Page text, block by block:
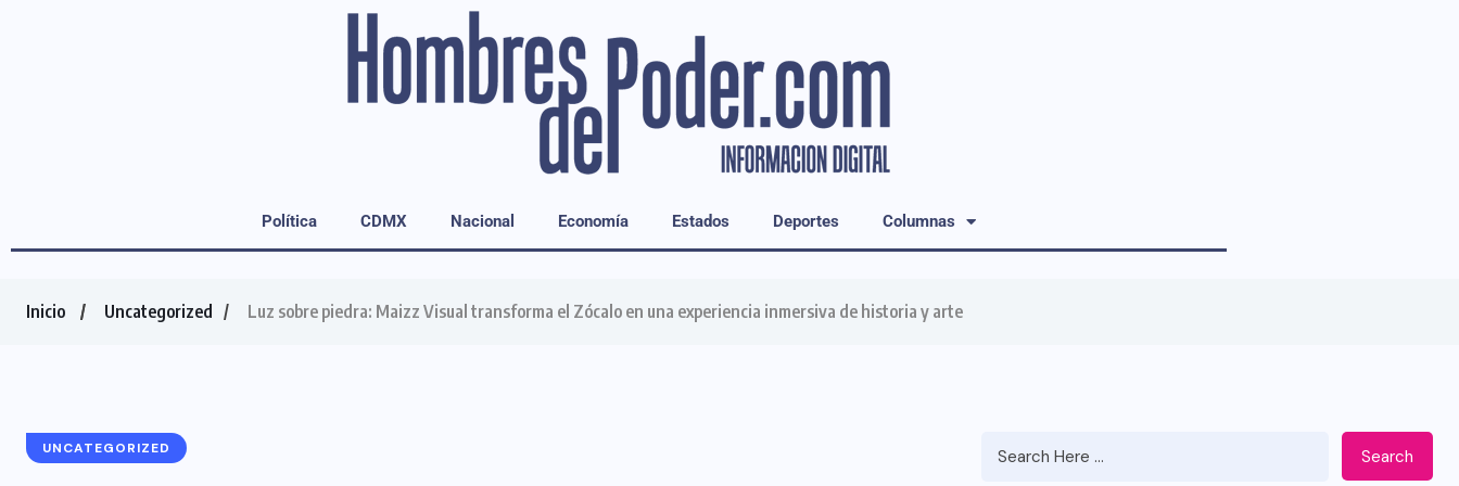
Política CDMX Nacional Economía Estados Deportes Columnas
Inicio Uncategorized Luz sobre piedra: Maizz Visual transforma el Zócalo en una experiencia inmersiva de historia y arte
UNCATEGORIZED Search